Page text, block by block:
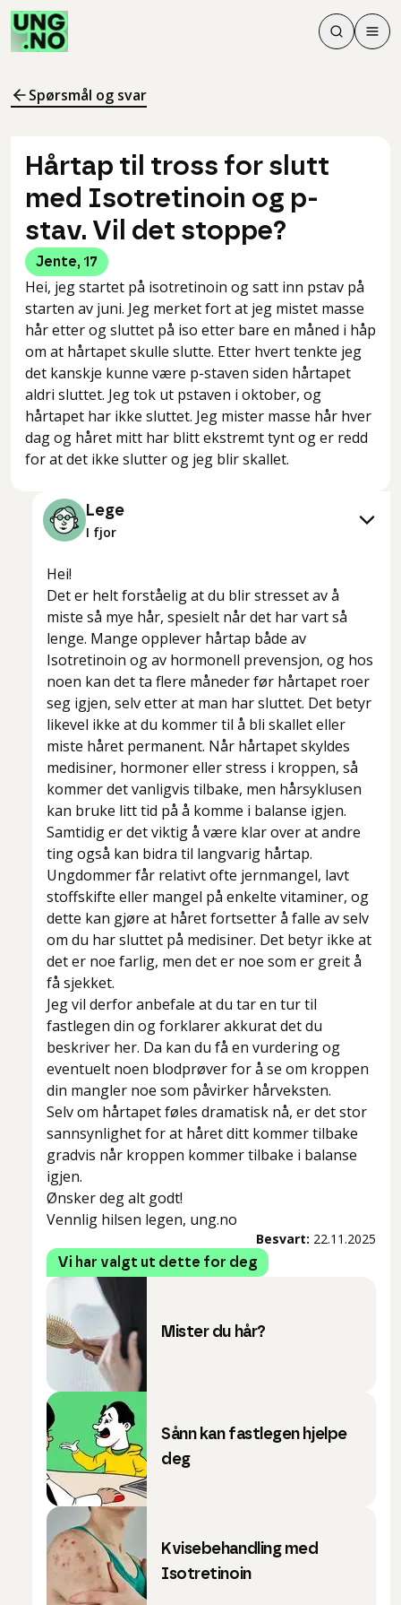
Søk
Søk
Meny
Spørsmål og svar
Hårtap til tross for slutt
med Isotretinoin og p-
stav. Vil det stoppe?
Jente, 17
Hei, jeg startet på isotretinoin og satt inn pstav på
starten av juni. Jeg merket fort at jeg mistet masse
hår etter og sluttet på iso etter bare en måned i håp
om at hårtapet skulle slutte. Etter hvert tenkte jeg
det kanskje kunne være p-staven siden hårtapet
aldri sluttet. Jeg tok ut pstaven i oktober, og
hårtapet har ikke sluttet. Jeg mister masse hår hver
dag og håret mitt har blitt ekstremt tynt og er redd
for at det ikke slutter og jeg blir skallet.
Lege
I fjor
Hei!
Det er helt forståelig at du blir stresset av å
miste så mye hår, spesielt når det har vart så
lenge. Mange opplever hårtap både av
Isotretinoin og av hormonell prevensjon, og hos
noen kan det ta flere måneder før hårtapet roer
seg igjen, selv etter at man har sluttet. Det betyr
likevel ikke at du kommer til å bli skallet eller
miste håret permanent. Når hårtapet skyldes
medisiner, hormoner eller stress i kroppen, så
kommer det vanligvis tilbake, men hårsyklusen
kan bruke litt tid på å komme i balanse igjen.
Samtidig er det viktig å være klar over at andre
ting også kan bidra til langvarig hårtap.
Ungdommer får relativt ofte jernmangel, lavt
stoffskifte eller mangel på enkelte vitaminer, og
dette kan gjøre at håret fortsetter å falle av selv
om du har sluttet på medisiner. Det betyr ikke at
det er noe farlig, men det er noe som er greit å
få sjekket.
Jeg vil derfor anbefale at du tar en tur til
fastlegen din og forklarer akkurat det du
beskriver her. Da kan du få en vurdering og
eventuelt noen blodprøver for å se om kroppen
din mangler noe som påvirker hårveksten.
Selv om hårtapet føles dramatisk nå, er det stor
sannsynlighet for at håret ditt kommer tilbake
gradvis når kroppen kommer tilbake i balanse
igjen.
Ønsker deg alt godt!
Vennlig hilsen legen, ung.no
Besvart: 22.11.2025
Vi har valgt ut dette for deg
Mister du hår?
Sånn kan fastlegen hjelpe
deg
Kvisebehandling med
Isotretinoin